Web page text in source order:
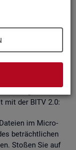
teil­
mit der BITV 2.0:
im Mi­cro­
be­trächt­li­chen
Sto­ßen Sie auf